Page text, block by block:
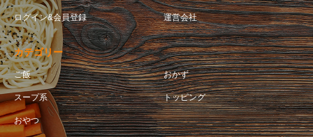
ログイン&会員登録 運営会社
カテゴリー
ご飯 おかず
スープ系 トッピング
おやつ